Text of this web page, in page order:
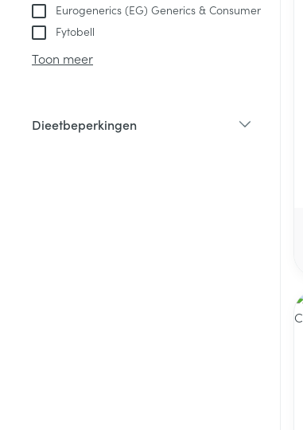
Eurogenerics (EG) Generics & Consumer
Fytobell
Toon meer
Dieetbeperkingen